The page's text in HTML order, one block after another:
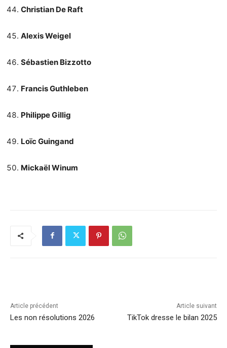
Christian De Raft
Alexis Weigel
Sébastien Bizzotto
Francis Guthleben
Philippe Gillig
Loïc Guingand
Mickaël Winum
Article précédent
Les non résolutions 2026
Article suivant
TikTok dresse le bilan 2025